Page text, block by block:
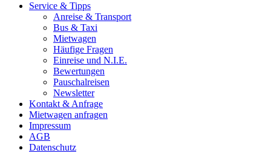
Service & Tipps
Anreise & Transport
Bus & Taxi
Mietwagen
Häufige Fragen
Einreise und N.I.E.
Bewertungen
Pauschalreisen
Newsletter
Kontakt & Anfrage
Mietwagen anfragen
Impressum
AGB
Datenschutz